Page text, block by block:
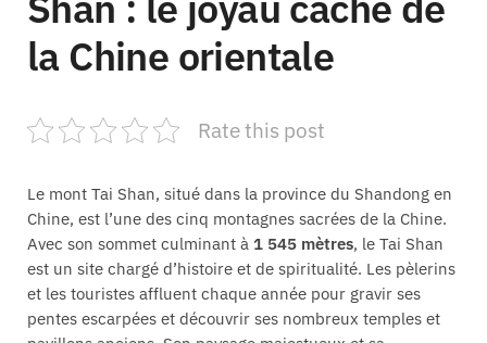
la Chine orientale
Rate this post
Le mont Tai Shan, situé dans la province du Shandong en
Chine, est l’une des cinq montagnes sacrées de la Chine.
Avec son sommet culminant à 1 545 mètres, le Tai Shan
est un site chargé d’histoire et de spiritualité. Les pèlerins
et les touristes affluent chaque année pour gravir ses
pentes escarpées et découvrir ses nombreux temples et